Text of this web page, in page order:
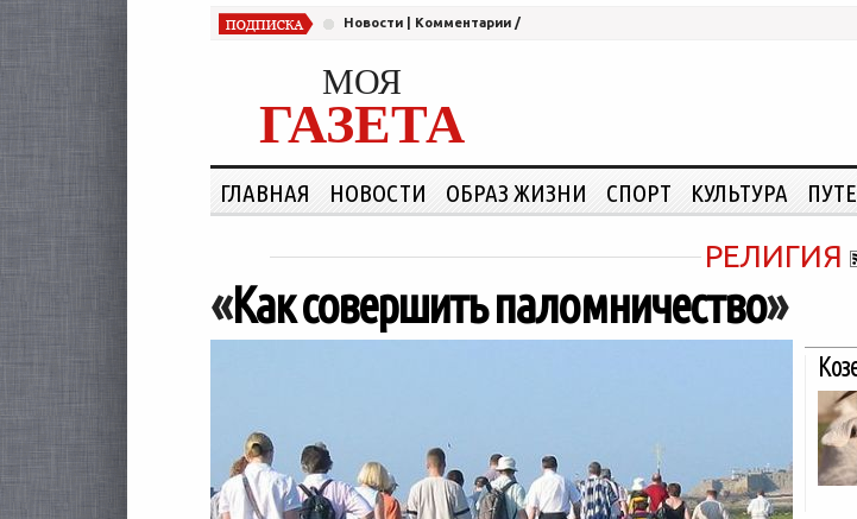
Новости Комментарии /
МОЯ
ГАЗЕТА
ГЛАВНАЯ НОВОСТИ ОБРАЗ ЖИЗНИ СПОРТ КУЛЬТУРА
РЕЛИГИЯ
«Как совершить паломничество»